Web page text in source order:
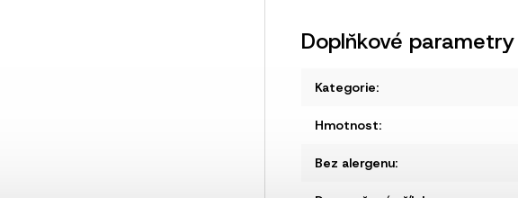
Doplňkové parametry
Kategorie:
Hmotnost:
Bez alergenu: